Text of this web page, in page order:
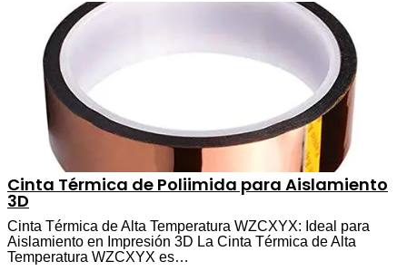
Cinta Térmica de Poliimida para Aislamiento
3D
Cinta Térmica de Alta Temperatura WZCXYX: Ideal para
Aislamiento en Impresión 3D La Cinta Térmica de Alta
Temperatura WZCXYX es…